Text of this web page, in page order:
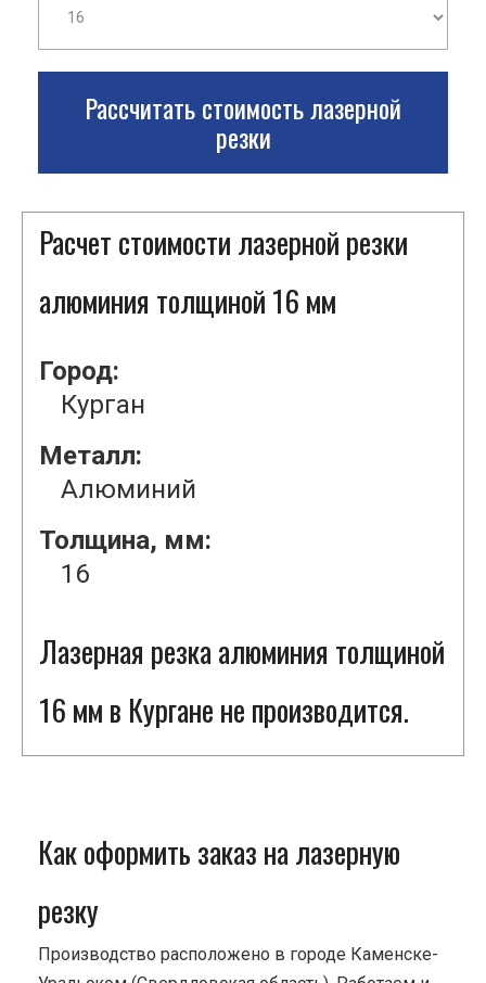
Рассчитать стоимость лазерной
резки
Расчет стоимости лазерной резки
алюминия толщиной 16 мм
Город:
Курган
Металл:
Алюминий
Толщина, мм:
16
Лазерная резка алюминия толщиной
16 мм в Кургане не производится.
Как оформить заказ на лазерную
резку
Производство расположено в городе Каменске-